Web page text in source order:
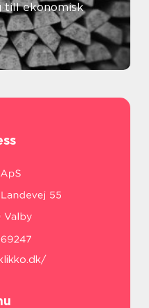
till ekonomisk